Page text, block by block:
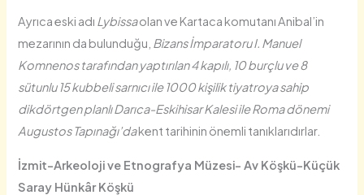
Ayrıca eski adı Lybissaolan ve Kartaca komutanı Anibal’in
mezarının da bulunduğu, Bizans İmparatoru I. Manuel
Komnenos tarafından yaptırılan 4 kapılı, 10 burçlu ve 8
sütunlu 15 kubbeli sarnıcı ile 1000 kişilik tiyatroya sahip
dikdörtgen planlı Darıca-Eskihisar Kalesi ile Roma dönemi
Augustos Tapınağı’dakent tarihinin önemli tanıklarıdırlar.
İzmit-Arkeoloji ve Etnografya Müzesi- Av Köşkü-Küçük
Saray Hünkâr Köşkü